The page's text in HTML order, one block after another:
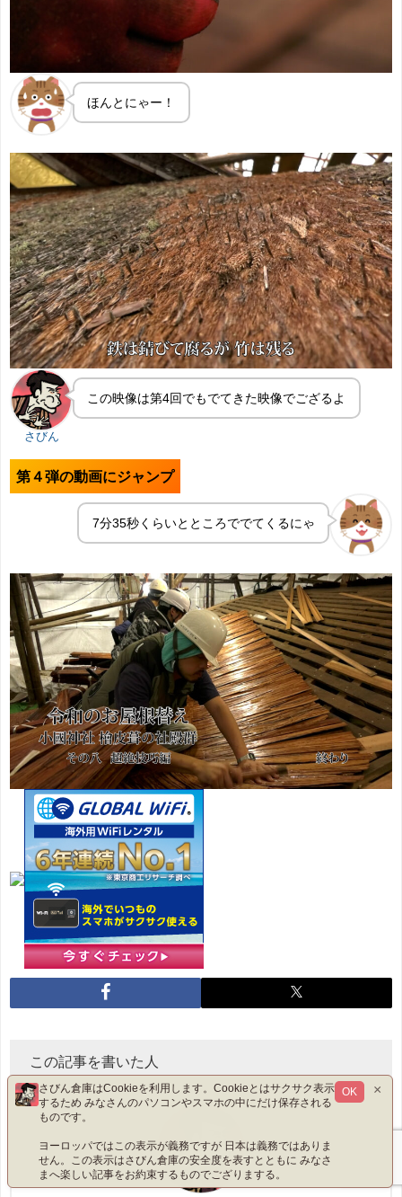
ほんとにゃー！
さびん
この映像は第4回でもでてきた映像でござるよ
第４弾の動画にジャンプ
7分35秒くらいとところででてくるにゃ
この記事を書いた人
さびん倉庫はCookieを利用します。Cookieとはサクサク表示
するため みなさんのパソコンやスマホの中にだけ保存される
ものです。
ヨーロッパではこの表示が義務ですが 日本は義務ではありま
せん。この表示はさびん倉庫の安全度を表すとともに みなさ
まへ楽しい記事をお約束するものでござりまする。
OK ×